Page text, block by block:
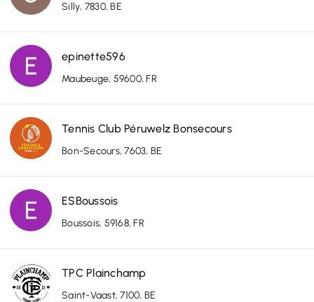
Silly, 7830, BE
epinette596
Maubeuge, 59600, FR
Tennis Club Péruwelz Bonsecours
Bon-Secours, 7603, BE
ESBoussois
Boussois, 59168, FR
TPC Plainchamp
Saint-Vaast, 7100, BE